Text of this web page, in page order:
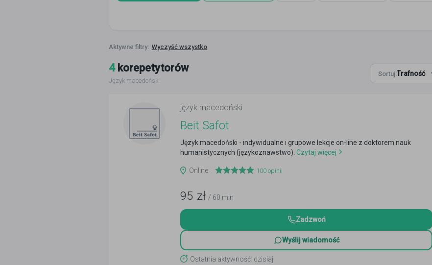
Wyczyść wszystko
4korepetytorów
Język macedoński
Sortuj:Trafność
język macedoński
Beit Safot
Język macedoński - indywidualne i grupowe lekcje on-line z doktorem nauk
humanistycznych (językoznawstwo). Czytaj więcej
Online 100 opinii
95 zł / 60 min
Zadzwoń
Wyślij wiadomość
Ostatnia aktywność: dzisiaj